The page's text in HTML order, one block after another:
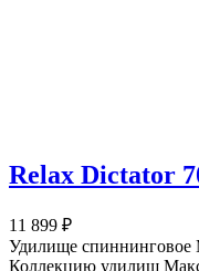
Relax Dictator
11 899 ₽
Удилище спиннинговое
Коллекцию удилищ